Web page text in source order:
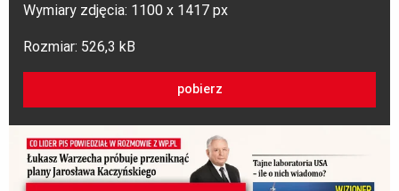
Wymiary zdjęcia: 1100 x 1417 px
Rozmiar: 526,3 kB
pobierz